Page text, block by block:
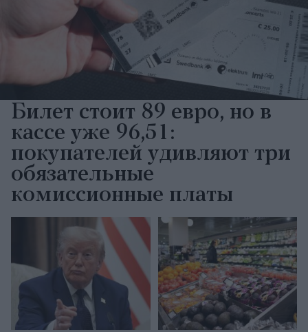
Билет стоит 89 евро, но в
кассе уже 96,51:
покупателей удивляют три
обязательные
комиссионные платы